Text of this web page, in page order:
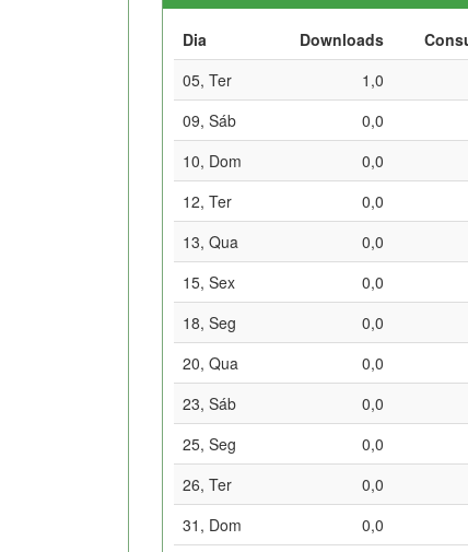
Dia Downloads
05, Ter
1,0
09, Sáb
0,0
10, Dom
0,0
12, Ter
0,0
13, Qua
0,0
15, Sex
0,0
18, Seg
0,0
20, Qua
0,0
23, Sáb
0,0
25, Seg
0,0
26, Ter
0,0
31, Dom
0,0